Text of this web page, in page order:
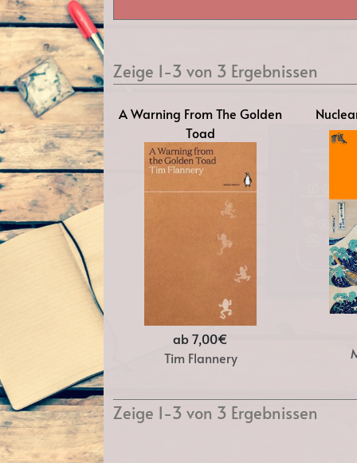
Zeige 1-3 von 3 Ergebnissen
A Warning From The Golden
Toad
ab 7,00€
Tim Flannery
Zeige 1-3 von 3 Ergebnissen